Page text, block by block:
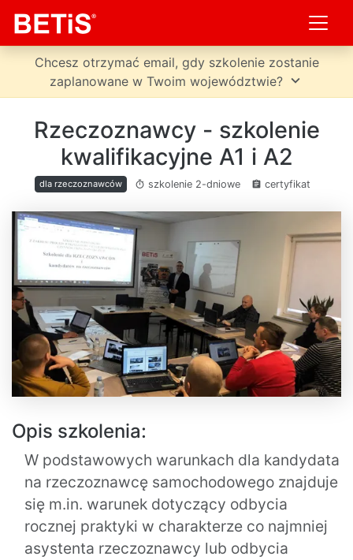
Chcesz otrzymać email, gdy szkolenie zostanie
zaplanowane w Twoim województwie? expand_more
Rzeczoznawcy - szkolenie
kwalifikacyjne A1 i A2
dla rzeczoznawców timer szkolenie 2-dniowe assignment certyfikat
Opis szkolenia:
W podstawowych warunkach dla kandydata
na rzeczoznawcę samochodowego znajduje
się m.in. warunek dotyczący odbycia
rocznej praktyki w charakterze co najmniej
asystenta rzeczoznawcy lub odbycia